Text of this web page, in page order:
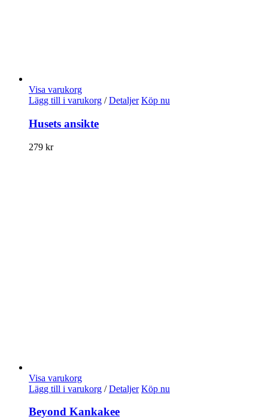
Visa varukorg
Lägg till i varukorg / Detaljer Köp nu
Husets ansikte
279 kr
Visa varukorg
Lägg till i varukorg / Detaljer Köp nu
Beyond Kankakee